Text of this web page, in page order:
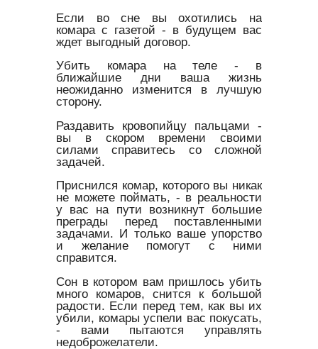
Если во сне вы охотились на
комара с газетой - в будущем вас
ждет выгодный договор.
Убить комара на теле - в
ближайшие дни ваша жизнь
неожиданно изменится в лучшую
сторону.
Раздавить кровопийцу пальцами -
вы в скором времени своими
силами справитесь со сложной
задачей.
Приснился комар, которого вы никак
не можете поймать, - в реальности
у вас на пути возникнут большие
преграды перед поставленными
задачами. И только ваше упорство
и желание помогут с ними
справится.
Сон в котором вам пришлось убить
много комаров, снится к большой
радости. Если перед тем, как вы их
убили, комары успели вас покусать,
- вами пытаются управлять
недоброжелатели.